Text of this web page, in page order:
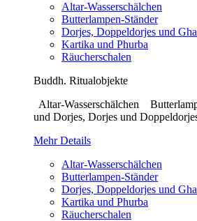
Altar-Wasserschälchen
Butterlampen-Ständer
Dorjes, Doppeldorjes und
Kartika und Phurba
Räucherschalen
Buddh. Ritualobjekte
Altar-Wasserschälchen
und Dorjes, Dorjes und
Mehr Details
Altar-Wasserschälchen
Butterlampen-Ständer
Dorjes, Doppeldorjes und
Kartika und Phurba
Räucherschalen